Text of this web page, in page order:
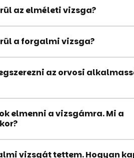
az elméleti vizsga?
a forgalmi vizsga?
az orvosi
elmenni a vizsgámra. Mi a
vizsgát tettem. Hogyan